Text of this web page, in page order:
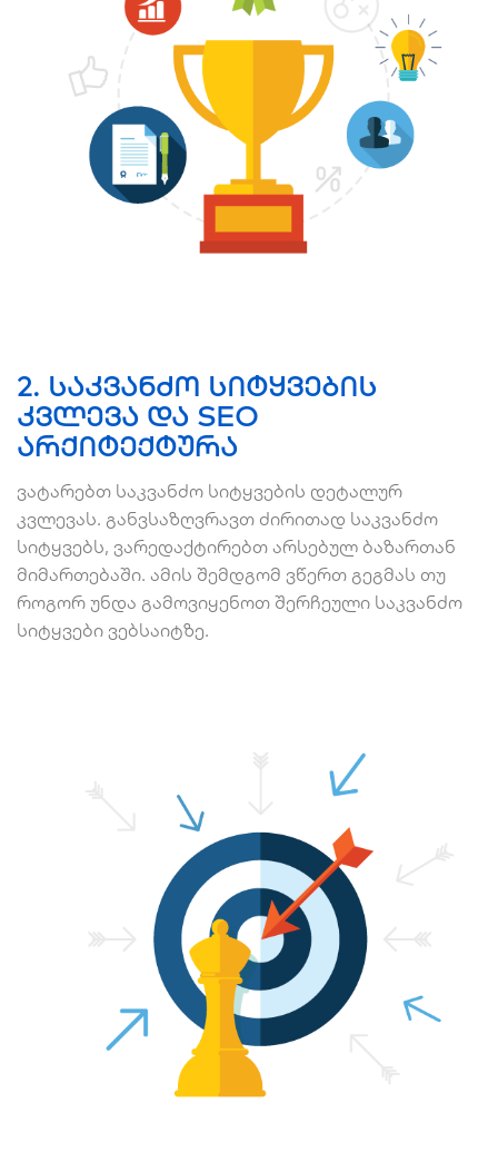
2. საკვანძო სიტყვების
კვლევა და SEO
არქიტექტურა
​ვატარებთ საკვანძო სიტყვების დეტალურ
კვლევას. განვსაზღვრავთ ძირითად საკვანძო
სიტყვებს, ვარედაქტირებთ არსებულ ბაზართან
მიმართებაში. ამის შემდგომ ვწერთ გეგმას თუ
როგორ უნდა გამოვიყენოთ შერჩეული საკვანძო
სიტყვები ვებსაიტზე.